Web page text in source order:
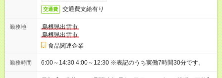
交通費 交通費支給有り
勤務地
島根県出雲市
島根県出雲市
食品関連企業
勤務時間 6:00～14:30 4:00～12:30 ※表記のうち実働7時間30分です。